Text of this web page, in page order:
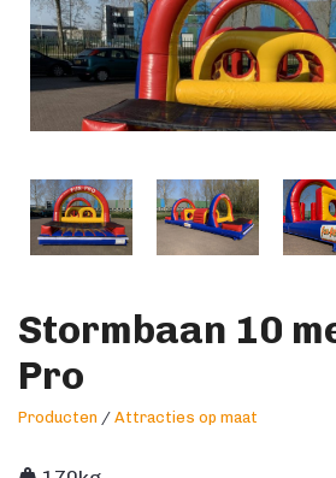
Stormbaan 10
Pro
Producten / Attracties op maat